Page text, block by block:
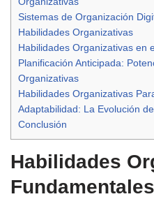
Sistemas de Organización
Habilidades Organizativas
Habilidades Organizativas en
Planificación Anticipada:
Organizativas
Habilidades Organizativas
Adaptabilidad: La Evolución
Conclusión
Habilidades
Fundamentales